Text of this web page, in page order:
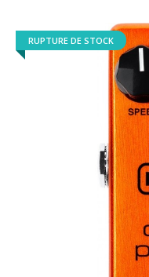
RUPTURE DE STOCK